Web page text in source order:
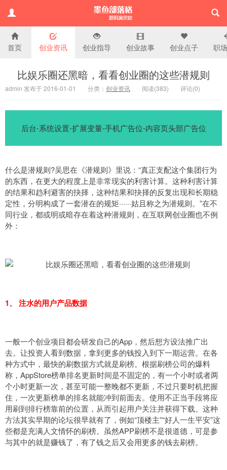
演示站
首页 创业资讯 创业指导 创业故事 创业点子 职
比娱乐圈还黑暗，看看创业圈的这些潜规则
admin 发布于 2016-01-01 分类： 创业资讯 阅读(383) 评论(0)
后台-系统设置-扩展变量-手机广告位-内容页头部广告位
什么是潜规则?吴思在《潜规则》里说：“真正支配这个集团行为
的东西，在更大的程度上是非常现实的利害计算。这种利害计算
的结果和趋利避害的抉择，这种结果和抉择的反复出现和长期稳
定性，分明构成了一套潜在的规矩······姑且称之为潜规则。”在不
同行业，都或明或暗存在着这种潜规则，在互联网创业圈也不例
外：
1、 注水的用户产品数据
一般一个创业项目都会研发自己的App，然后想方设法推广出
去。让投资人看到数据，拿到更多的钱投入到下一期运营。在各
种方式中，最快的刷数据方式就是刷榜。根据刷榜公司的爆料
称，AppStore榜单排名更新时间是不固定的，有一个小时或者两
个小时更新一次，甚至可能一整晚都不更新，不过只要时机把握
住，一次更新榜单的排名就能冲到前面去。使用不正当手段将应
用刷到排行榜靠前的位置，从而引起用户关注并获得下载。这种
方法其实早期的论坛很早就有了，例如“顶楼主”“好人一生平安”这
些都是充满人文情怀的刷榜。虽然APP刷榜不是很道德，可是参
与其中的就是赚钱了，有了钱之后又会用更多的钱去刷榜。